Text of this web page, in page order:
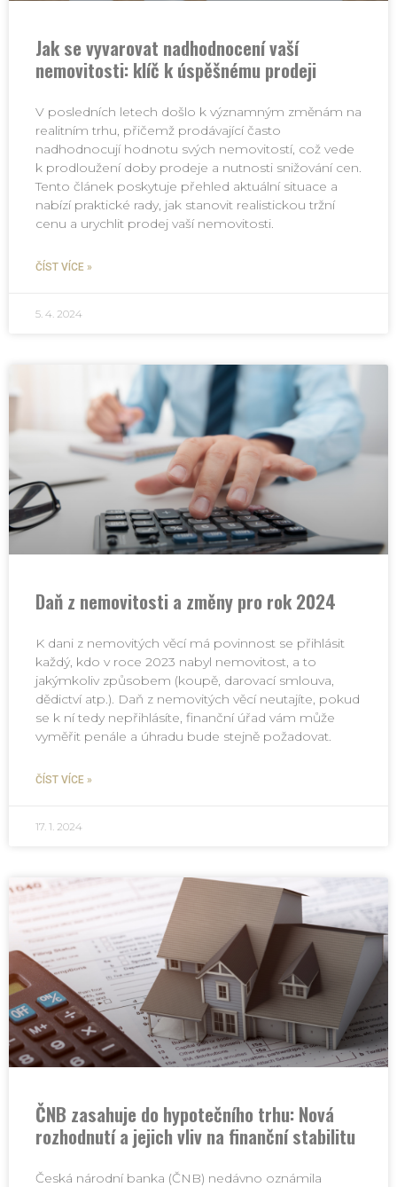
Jak se vyvarovat nadhodnocení vaší
nemovitosti: klíč k úspěšnému prodeji
V posledních letech došlo k významným změnám na
realitním trhu, přičemž prodávající často
nadhodnocují hodnotu svých nemovitostí, což vede
k prodloužení doby prodeje a nutnosti snižování cen.
Tento článek poskytuje přehled aktuální situace a
nabízí praktické rady, jak stanovit realistickou tržní
cenu a urychlit prodej vaší nemovitosti.
ČÍST VÍCE »
5. 4. 2024
Daň z nemovitosti a změny pro rok 2024
K dani z nemovitých věcí má povinnost se přihlásit
každý, kdo v roce 2023 nabyl nemovitost, a to
jakýmkoliv způsobem (koupě, darovací smlouva,
dědictví atp.). Daň z nemovitých věcí neutajíte, pokud
se k ní tedy nepřihlásíte, finanční úřad vám může
vyměřit penále a úhradu bude stejně požadovat.
ČÍST VÍCE »
17. 1. 2024
ČNB zasahuje do hypotečního trhu: Nová
rozhodnutí a jejich vliv na finanční stabilitu
Česká národní banka (ČNB) nedávno oznámila